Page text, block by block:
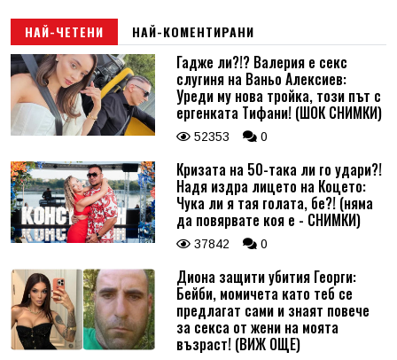
НАЙ-ЧЕТЕНИ НАЙ-КОМЕНТИРАНИ
Гадже ли?!? Валерия е секс
слугиня на Ваньо Алексиев:
Уреди му нова тройка, този път с
ергенката Тифани! (ШОК СНИМКИ)
52353 0
Кризата на 50-така ли го удари?!
Надя издра лицето на Коцето:
Чука ли я тая голата, бе?! (няма
да повярвате коя е - СНИМКИ)
37842 0
Диона защити убития Георги:
Бейби, момичета като теб се
предлагат сами и знаят повече
за секса от жени на моята
възраст! (ВИЖ ОЩЕ)